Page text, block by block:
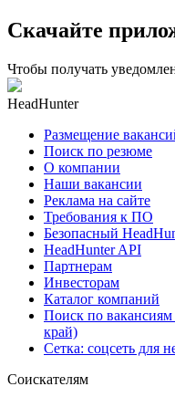
Скачайте
Чтобы получать
HeadHunter
Размещение
Поиск по резюме
О компании
Наши вакансии
Реклама на сайте
Требования к ПО
Безопасный
HeadHunter API
Партнерам
Инвесторам
Каталог компаний
Поиск по
край)
Сетка: соцсеть для
Соискателям